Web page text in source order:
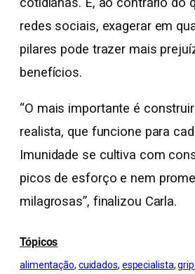
redes sociais, exagerar em
pilares pode trazer mais
benefícios.
“O mais importante é
realista, que funcione para
Imunidade se cultiva com
picos de esforço e nem
milagrosas”, finalizou Carla.
Tópicos
alimentação, cuidados, especialista,